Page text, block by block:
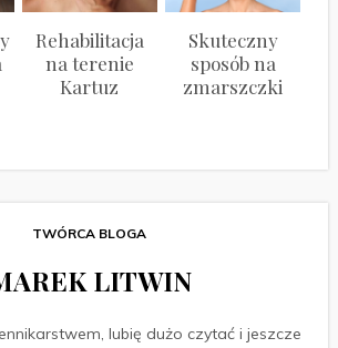
Rehabilitacja
na terenie
Kartuz
Skuteczny
sposób na
zmarszczki
TWÓRCA BLOGA
LITWIN
lubię dużo czytać i jeszcze